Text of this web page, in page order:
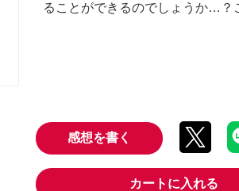
ることができるのでしょうか…？
感想を書く
カートに入れる